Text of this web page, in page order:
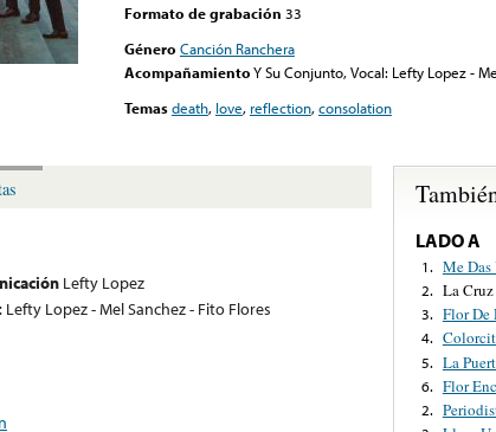
Formato de grabación 33
Género Canción Ranchera
AcompañamientoY Su Conjunto, Vocal: Lefty Lopez -
Temasdeath, love, reflection,consolation
Lefty Lopez
Lopez - Mel Sanchez - Fito Flores
LADO A
1. Me Das
2. La
3. Flor De
4.
5. La
6. Flor
2.